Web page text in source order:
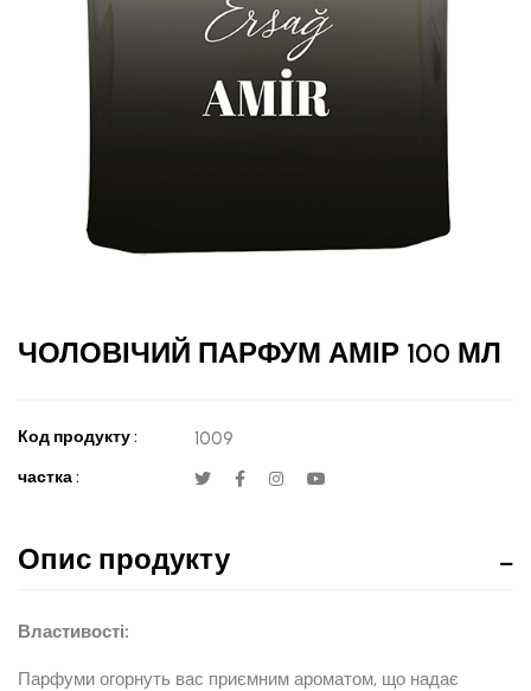
ЧОЛОВІЧИЙ ПАРФУМ АМІР 100 МЛ
Код продукту : 1009
частка :
Опис продукту
Властивості:
Парфуми огорнуть вас приємним ароматом, що надає